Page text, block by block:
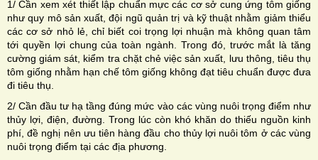
1/ Cần xem xét thiết lập chuẩn mực các cơ sở cung ứng tôm giống
như quy mô sản xuất, đội ngũ quản trị và kỹ thuật nhằm giảm thiểu
các cơ sở nhỏ lẻ, chỉ biết coi trọng lợi nhuận mà không quan tâm
tới quyền lợi chung của toàn ngành. Trong đó, trước mắt là tăng
cường giám sát, kiểm tra chặt chẻ việc sản xuất, lưu thông, tiêu thụ
tôm giống nhằm hạn chế tôm giống không đạt tiêu chuẩn được đưa
đi tiêu thụ.
2/ Cần đầu tư hạ tầng đúng mức vào các vùng nuôi trọng điểm như
thủy lợi, điện, đường. Trong lúc còn khó khăn do thiếu nguồn kinh
phí, đề nghị nên ưu tiên hàng đầu cho thủy lợi nuôi tôm ở các vùng
nuôi trọng điểm tại các địa phương.